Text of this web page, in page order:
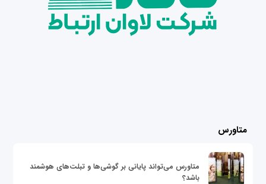
متاورس
متاورس می‌تواند پایانی بر گوشی‌ها و تبلت‌های هوشمند
باشد؟